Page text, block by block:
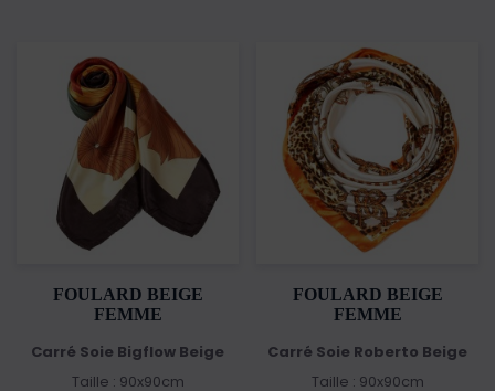
FOULARD BEIGE
FEMME
Carré Soie Bigflow Beige
Taille : 90x90cm
FOULARD BEIGE
FEMME
Carré Soie Roberto Beige
Taille : 90x90cm